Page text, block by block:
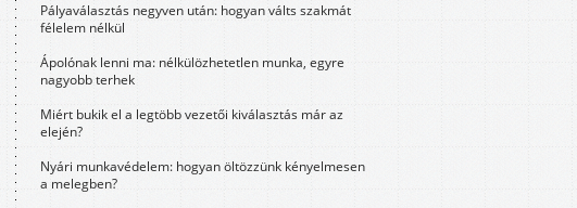
Pályaválasztás negyven után: hogyan válts szakmát
félelem nélkül
Ápolónak lenni ma: nélkülözhetetlen munka, egyre
nagyobb terhek
Miért bukik el a legtöbb vezetői kiválasztás már az
elején?
Nyári munkavédelem: hogyan öltözzünk kényelmesen
a melegben?